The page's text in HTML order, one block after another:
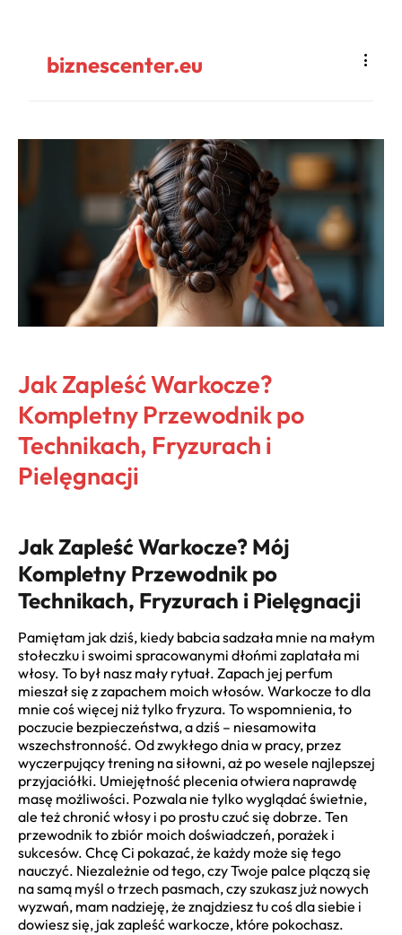
biznescenter.eu
Jak Zapleść Warkocze?
Kompletny Przewodnik po
Technikach, Fryzurach i
Pielęgnacji
Jak Zapleść Warkocze? Mój
Kompletny Przewodnik po
Technikach, Fryzurach i Pielęgnacji
Pamiętam jak dziś, kiedy babcia sadzała mnie na małym
stołeczku i swoimi spracowanymi dłońmi zaplatała mi
włosy. To był nasz mały rytuał. Zapach jej perfum
mieszał się z zapachem moich włosów. Warkocze to dla
mnie coś więcej niż tylko fryzura. To wspomnienia, to
poczucie bezpieczeństwa, a dziś – niesamowita
wszechstronność. Od zwykłego dnia w pracy, przez
wyczerpujący trening na siłowni, aż po wesele najlepszej
przyjaciółki. Umiejętność plecenia otwiera naprawdę
masę możliwości. Pozwala nie tylko wyglądać świetnie,
ale też chronić włosy i po prostu czuć się dobrze. Ten
przewodnik to zbiór moich doświadczeń, porażek i
sukcesów. Chcę Ci pokazać, że każdy może się tego
nauczyć. Niezależnie od tego, czy Twoje palce plączą się
na samą myśl o trzech pasmach, czy szukasz już nowych
wyzwań, mam nadzieję, że znajdziesz tu coś dla siebie i
dowiesz się, jak zapleść warkocze, które pokochasz.